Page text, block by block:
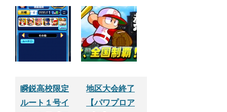
瞬鋭高校限定
ルート１号イ
地区大会終了
【パワプロア